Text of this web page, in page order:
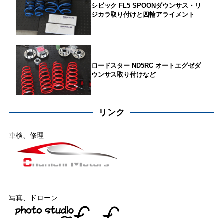
シビック FL5 SPOONダウンサス・リ
ジカラ取り付けと四輪アライメント
ロードスター ND5RC オートエグゼダ
ウンサス取り付けなど
リンク
車検、修理
写真、ドローン